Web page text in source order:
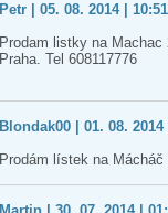
Petr | 05. 08. 2014 |
Prodam listky na
Praha. Tel 608117776
Blondak00 | 01. 08. 2014
Prodám lístek na